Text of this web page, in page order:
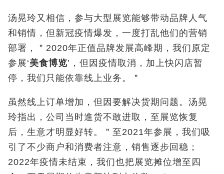
汤晃玲又相信，参与大型展览能够带动品牌人气
和销情，但新冠疫情爆发，一度打乱他们的营销
部署，＂ 2020年正值品牌发展高峰期，我们原定
参展‘美食博览’，但因疫情取消，加上快闪店暂
停，我们只能依靠线上业务。＂
虽然线上订单增加，但因要解决货期问题。汤晃
玲指出 ，公司当时進货不敢进取，至展览恢复
后，生意才明显好转。＂至2021年参展，我们吸
引了不少商户和消费者注意，销售逐步回稳；
2022年疫情未结束，我们也把展览摊位增至四